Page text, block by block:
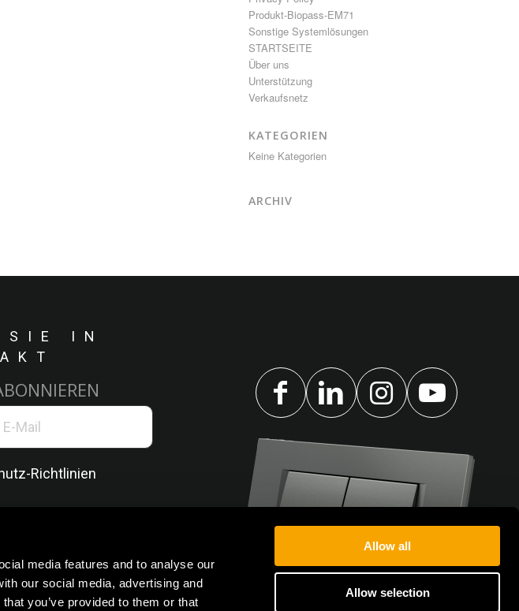
media features and to analyse our
our social media, advertising and
you’ve provided to them or that
Allow all
Allow selection
Produkt-Biopass-EM71
Sonstige Systemlösungen
STARTSEITE
Über uns
Unterstützung
Verkaufsnetz
KATEGORIEN
Keine Kategorien
ARCHIV
SIE IN
Richtlinien